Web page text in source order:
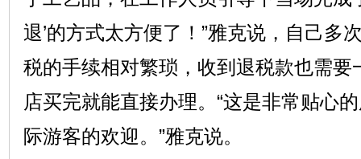
退’的方式太方便了！”雅克说，自己多
税的手续相对繁琐，收到退税款也需要
店买完就能直接办理。“这是非常贴心
际游客的欢迎。”雅克说。